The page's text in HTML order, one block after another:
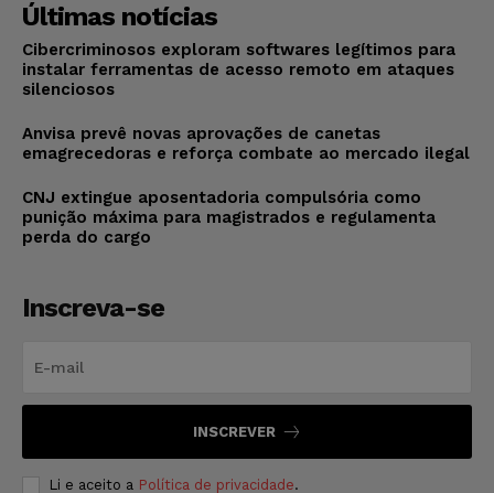
Últimas notícias
Cibercriminosos exploram softwares legítimos para
instalar ferramentas de acesso remoto em ataques
silenciosos
Anvisa prevê novas aprovações de canetas
emagrecedoras e reforça combate ao mercado ilegal
CNJ extingue aposentadoria compulsória como
punição máxima para magistrados e regulamenta
perda do cargo
Inscreva-se
INSCREVER
Li e aceito a Política de privacidade.